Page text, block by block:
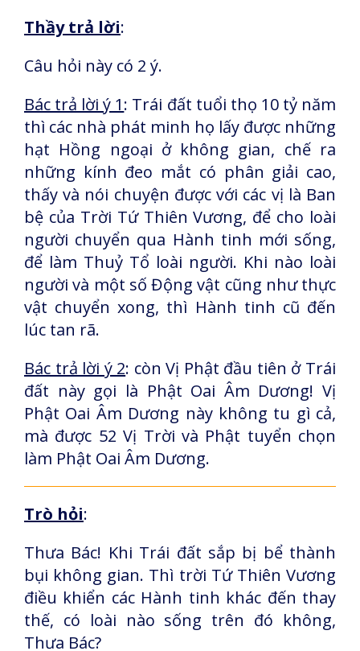
Thầy trả lời:
Câu hỏi này có 2 ý.
Bác trả lời ý 1: Trái đất tuổi thọ 10 tỷ năm
thì các nhà phát minh họ lấy được những
hạt Hồng ngoại ở không gian, chế ra
những kính đeo mắt có phân giải cao,
thấy và nói chuyện được với các vị là Ban
bệ của Trời Tứ Thiên Vương, để cho loài
người chuyển qua Hành tinh mới sống,
để làm Thuỷ Tổ loài người. Khi nào loài
người và một số Động vật cũng như thực
vật chuyển xong, thì Hành tinh cũ đến
lúc tan rã.
Bác trả lời ý 2: còn Vị Phật đầu tiên ở Trái
đất này gọi là Phật Oai Âm Dương! Vị
Phật Oai Âm Dương này không tu gì cả,
mà được 52 Vị Trời và Phật tuyển chọn
làm Phật Oai Âm Dương.
Trò hỏi:
Thưa Bác! Khi Trái đất sắp bị bể thành
bụi không gian. Thì trời Tứ Thiên Vương
điều khiển các Hành tinh khác đến thay
thế, có loài nào sống trên đó không,
Thưa Bác?